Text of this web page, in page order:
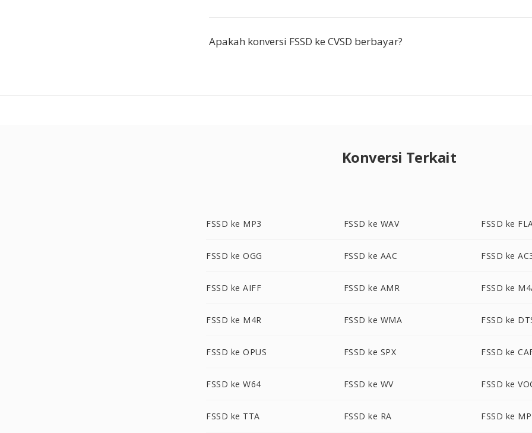
Apakah konversi FSSD ke CVSD berbayar?
Konversi Terkait
FSSD ke MP3 FSSD ke WAV FSSD ke
FSSD ke OGG FSSD ke AAC FSSD ke
FSSD ke AIFF FSSD ke AMR FSSD ke
FSSD ke M4R FSSD ke WMA FSSD ke
FSSD ke OPUS FSSD ke SPX FSSD ke
FSSD ke W64 FSSD ke WV FSSD ke
FSSD ke TTA FSSD ke RA FSSD ke